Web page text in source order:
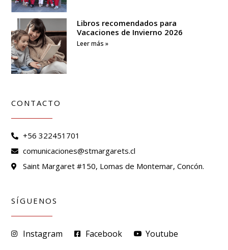
Libros recomendados para
Vacaciones de Invierno 2026
Leer más »
CONTACTO
+56 322451701
comunicaciones@stmargarets.cl
Saint Margaret #150, Lomas de Montemar, Concón.
SÍGUENOS
Instagram Facebook Youtube